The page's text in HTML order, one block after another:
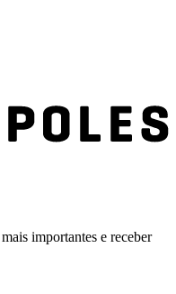
importantes e receber